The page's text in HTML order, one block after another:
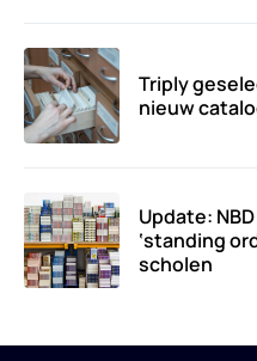
Triply
nieuw
Update:
‘standing
scholen